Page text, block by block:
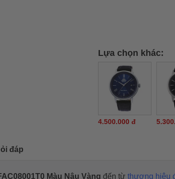
Lựa chọn khác:
4.500.000 đ
đáp
Màu Nâu Vàng đến từ thương hiệu